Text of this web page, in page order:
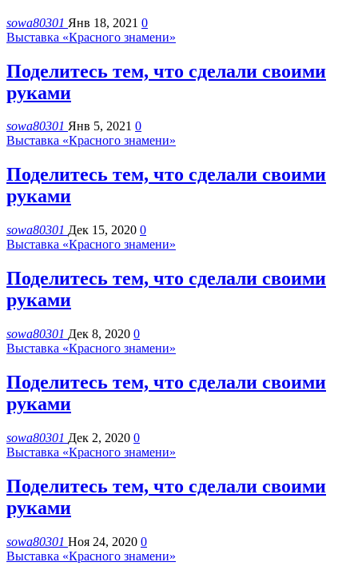
sowa80301 Янв 18, 2021 0
Выставка «Красного знамени»
Поделитесь тем, что сделали своими
руками
sowa80301 Янв 5, 2021 0
Выставка «Красного знамени»
Поделитесь тем, что сделали своими
руками
sowa80301 Дек 15, 2020 0
Выставка «Красного знамени»
Поделитесь тем, что сделали своими
руками
sowa80301 Дек 8, 2020 0
Выставка «Красного знамени»
Поделитесь тем, что сделали своими
руками
sowa80301 Дек 2, 2020 0
Выставка «Красного знамени»
Поделитесь тем, что сделали своими
руками
sowa80301 Ноя 24, 2020 0
Выставка «Красного знамени»